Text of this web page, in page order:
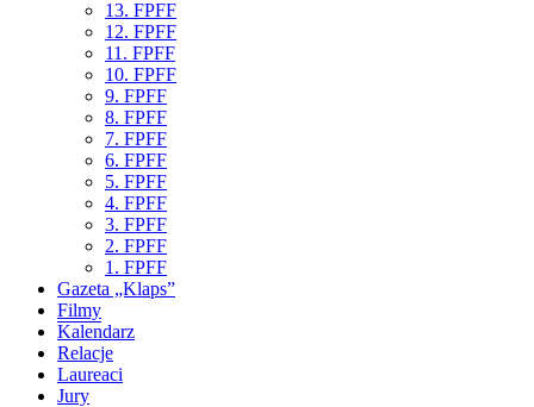
13. FPFF
12. FPFF
11. FPFF
10. FPFF
9. FPFF
8. FPFF
7. FPFF
6. FPFF
5. FPFF
4. FPFF
3. FPFF
2. FPFF
1. FPFF
Gazeta „Klaps”
Filmy
Kalendarz
Relacje
Laureaci
Jury